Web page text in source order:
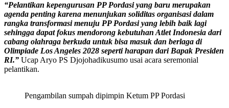
“Pelantikan kepengurusan PP Pordasi yang baru merupakan
agenda penting karena menunjukan soliditas organisasi dalam
rangka transformasi menuju PP Pordasi yang lebih baik lagi
sehingga dapat fokus mendorong kebutuhan Atlet Indonesia dari
cabang olahraga berkuda untuk bisa masuk dan berlaga di
Olimpiade Los Angeles 2028 seperti harapan dari Bapak Presiden
RI.” Ucap Aryo PS Djojohadikusumo usai acara seremonial
pelantikan.
Pengambilan sumpah dipimpin Ketum PP Pordasi